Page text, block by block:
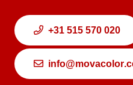
+31 515 570 020